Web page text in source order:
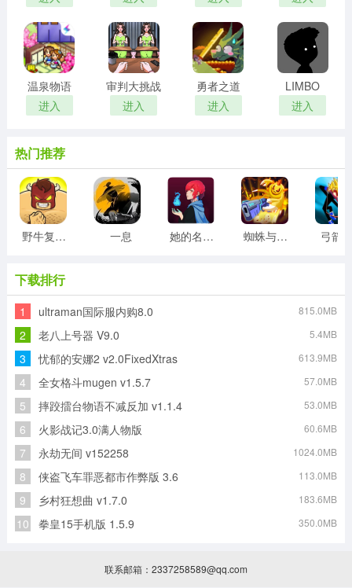
温泉物语
进入
审判大挑战
进入
勇者之道
进入
LIMBO
进入
热门推荐
野牛复仇记 一息 她的名字叫火 蜘蛛与激光剑 弓箭
下载排行
1 ultraman国际服内购8.0 815.0MB
2 老八上号器 V9.0 5.4MB
3 忧郁的安娜2 v2.0FixedXtras 613.9MB
4 全女格斗mugen v1.5.7 57.0MB
5 摔跤擂台物语不减反加 v1.1.4 53.0MB
6 火影战记3.0满人物版 60.6MB
7 永劫无间 v152258 1024.0MB
8 侠盗飞车罪恶都市作弊版 3.6 113.0MB
9 乡村狂想曲 v1.7.0 183.6MB
10 拳皇15手机版 1.5.9 350.0MB
联系邮箱：2337258589@qq.com